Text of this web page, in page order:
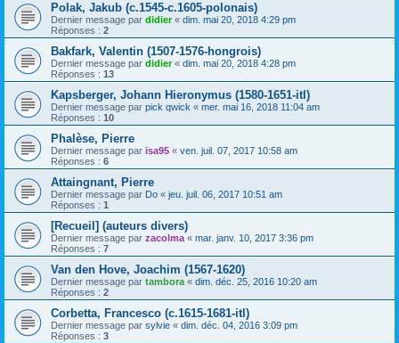
Polak, Jakub (c.1545-c.1605-polonais)
Dernier message par didier« dim. mai 20, 2018 4:29 pm
Réponses : 2
Bakfark, Valentin (1507-1576-hongrois)
Dernier message par didier« dim. mai 20, 2018 4:28 pm
Réponses : 13
Kapsberger, Johann Hieronymus (1580-1651-itl)
Dernier message par pick qwick « mer. mai 16, 2018 11:04 am
Réponses : 10
Phalèse, Pierre
Dernier message par isa95 « ven. juil. 07, 2017 10:58 am
Réponses : 6
Attaingnant, Pierre
Dernier message par Do « jeu. juil. 06, 2017 10:51 am
Réponses : 1
[Recueil] (auteurs divers)
Dernier message par zacolma « mar. janv. 10, 2017 3:36 pm
Réponses : 7
Van den Hove, Joachim (1567-1620)
Dernier message par tambora « dim. déc. 25, 2016 10:20 am
Réponses : 2
Corbetta, Francesco (c.1615-1681-itl)
Dernier message par sylvie « dim. déc. 04, 2016 3:09 pm
Réponses : 3